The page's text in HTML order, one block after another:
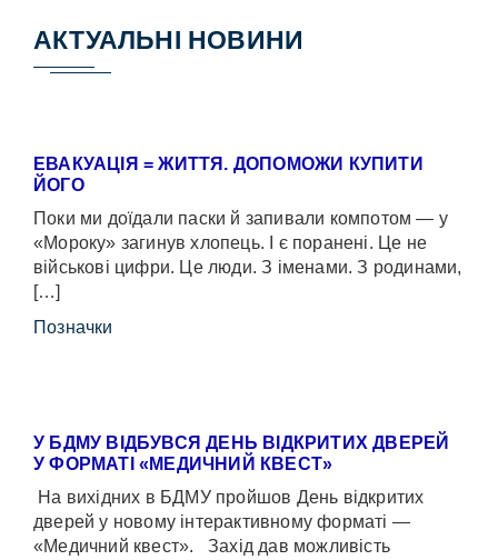
АКТУАЛЬНІ НОВИНИ
ЕВАКУАЦІЯ = ЖИТТЯ. ДОПОМОЖИ КУПИТИ
ЙОГО
Поки ми доїдали паски й запивали компотом — у
«Мороку» загинув хлопець. І є поранені. Це не
військові цифри. Це люди. З іменами. З родинами,
[…]
Позначки
У БДМУ ВІДБУВСЯ ДЕНЬ ВІДКРИТИХ ДВЕРЕЙ
У ФОРМАТІ «МЕДИЧНИЙ КВЕСТ»
На вихідних в БДМУ пройшов День відкритих
дверей у новому інтерактивному форматі —
«Медичний квест». Захід дав можливість